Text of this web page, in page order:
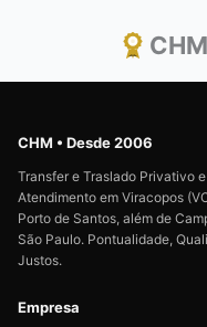
CHM • Desde 2006
Transfer e Traslado Privativo
Atendimento em Viracopos
Porto de Santos, além de
São Paulo. Pontualidade,
Justos.
Empresa